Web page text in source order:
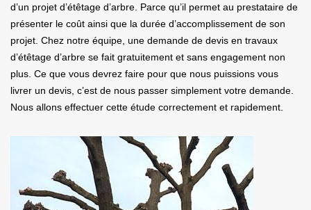
d’un projet d’étêtage d’arbre. Parce qu’il permet au prestataire de
présenter le coût ainsi que la durée d’accomplissement de son
projet. Chez notre équipe, une demande de devis en travaux
d’étêtage d’arbre se fait gratuitement et sans engagement non
plus. Ce que vous devrez faire pour que nous puissions vous
livrer un devis, c’est de nous passer simplement votre demande.
Nous allons effectuer cette étude correctement et rapidement.